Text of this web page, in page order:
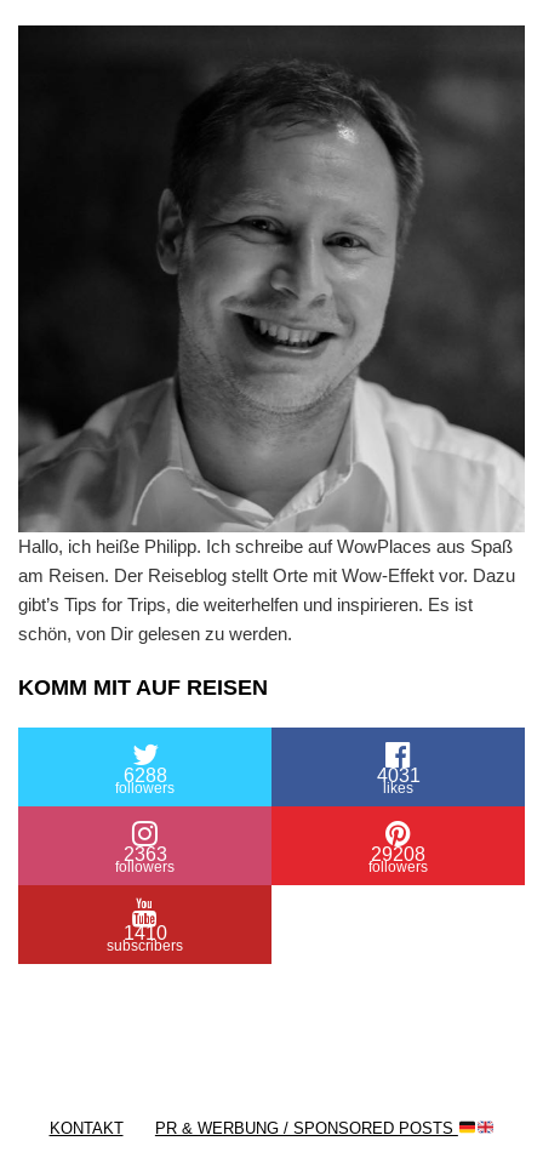
Hallo, ich heiße Philipp. Ich schreibe auf WowPlaces aus Spaß
am Reisen. Der Reiseblog stellt Orte mit Wow-Effekt vor. Dazu
gibt’s Tips for Trips, die weiterhelfen und inspirieren. Es ist
schön, von Dir gelesen zu werden.
KOMM MIT AUF REISEN
6288
followers
4031
likes
2363
followers
29208
followers
1410
subscribers
KONTAKT PR & WERBUNG / SPONSORED POSTS